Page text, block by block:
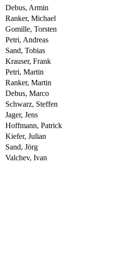
Debus, Armin
Ranker, Michael
Gomille, Torsten
Petri, Andreas
Sand, Tobias
Krauser, Frank
Petri, Martin
Ranker, Martin
Debus, Marco
Schwarz, Steffen
Jager, Jens
Hoffmann, Patrick
Kiefer, Julian
Sand, Jörg
Valchev, Ivan